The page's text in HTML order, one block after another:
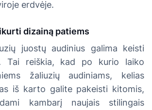
erdvėje.
dizainą patiems
juostų audinius galima keisti
Tai reiškia, kad po kurio laiko
žaliuzių audiniams, kelias
iš karto galite pakeisti kitomis,
kambarį naujais stilingais